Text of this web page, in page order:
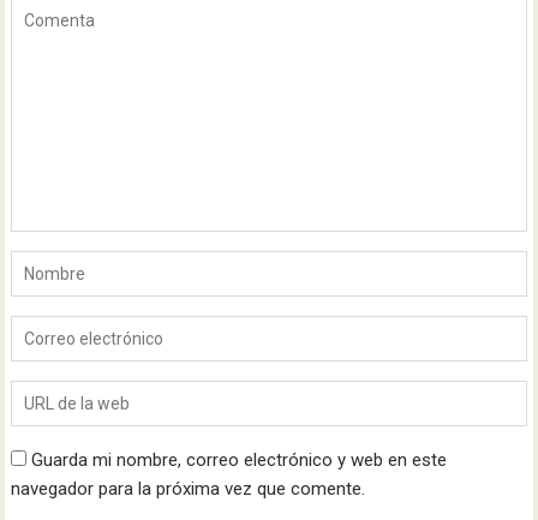
Guarda mi nombre, correo electrónico y web en este
navegador para la próxima vez que comente.